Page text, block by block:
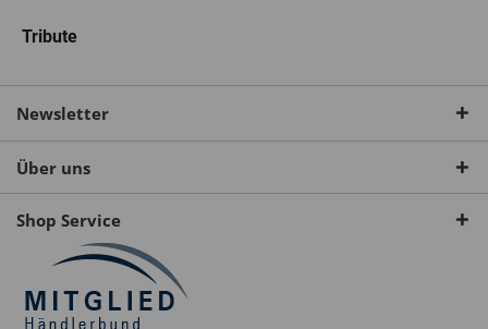
Tribute
Newsletter
Über uns
Shop Service